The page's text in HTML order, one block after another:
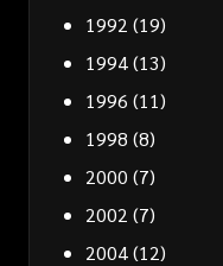
1992 (19)
1994(13)
1996 (11)
1998 (8)
2000 (7)
2002 (7)
2004(12)